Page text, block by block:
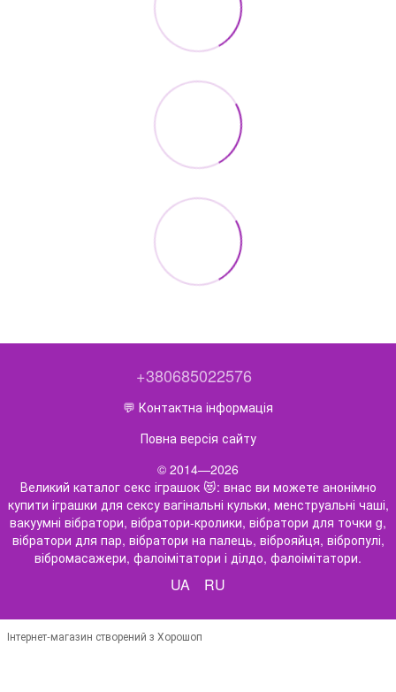
+380685022576
💬 Контактна інформація
Повна версія сайту
© 2014—2026
Великий каталог секс іграшок 😻: внас ви можете анонімно
купити іграшки для сексу вагінальні кульки, менструальні чаші,
вакуумні вібратори, вібратори-кролики, вібратори для точки g,
вібратори для пар, вібратори на палець, віброяйця, вібропулі,
вібромасажери, фалоімітатори і ділдо, фалоімітатори.
UA RU
Інтернет-магазин створений з Хорошоп